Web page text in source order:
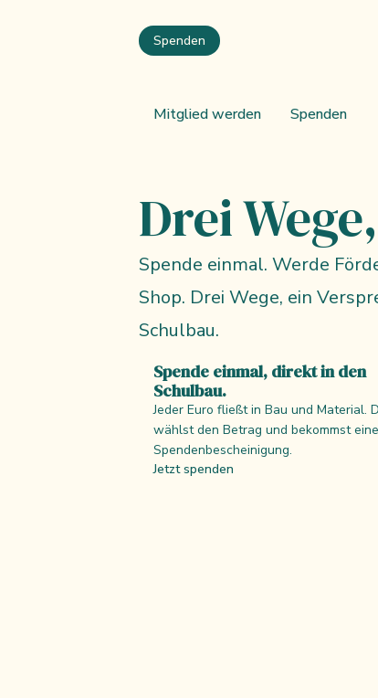
Spenden
Mitglied werden Spenden
Drei
Spende einmal. Werde
Shop. Drei Wege, ein
Schulbau.
Spende einmal, direkt in den
Schulbau.
Jeder Euro fließt in Bau und Material.
wählst den Betrag und bekommst eine
Spendenbescheinigung.
Jetzt spenden